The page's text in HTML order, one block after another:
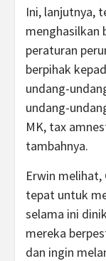
Ini, lanjutnya,
menghasilkan
peraturan
berpihak
undang-
undang-
MK, tax
tambahnya.
Erwin melihat,
tepat untuk
selama ini
mereka
dan ingin